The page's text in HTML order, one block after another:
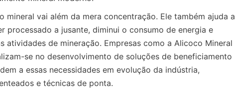
vai além da mera concentração. Ele também ajuda a
processado a jusante, diminui o consumo de energia e
atividades de mineração. Empresas como a Alicoco Mineral
se no desenvolvimento de soluções de beneficiamento
a essas necessidades em evolução da indústria,